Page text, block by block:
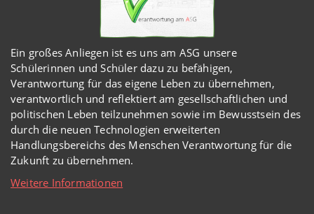
Ein großes Anliegen ist es uns am ASG unsere
Schülerinnen und Schüler dazu zu befähigen,
Verantwortung für das eigene Leben zu übernehmen,
verantwortlich und reflektiert am gesellschaftlichen und
politischen Leben teilzunehmen sowie im Bewusstsein des
durch die neuen Technologien erweiterten
Handlungsbereichs des Menschen Verantwortung für die
Zukunft zu übernehmen.
Weitere Informationen